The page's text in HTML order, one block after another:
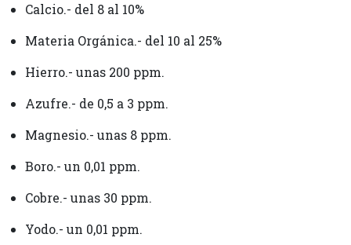
Calcio.- del 8 al 10%
Materia Orgánica.- del 10 al 25%
Hierro.- unas 200 ppm.
Azufre.- de 0,5 a 3 ppm.
Magnesio.- unas 8 ppm.
Boro.- un 0,01 ppm.
Cobre.- unas 30 ppm.
Yodo.- un 0,01 ppm.